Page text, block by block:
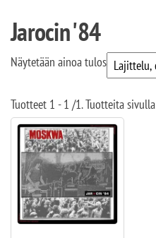
Jarocin '84
Näytetään ainoa tulos
Tuotteet 1 - 1 /1. Tuotteita sivulla